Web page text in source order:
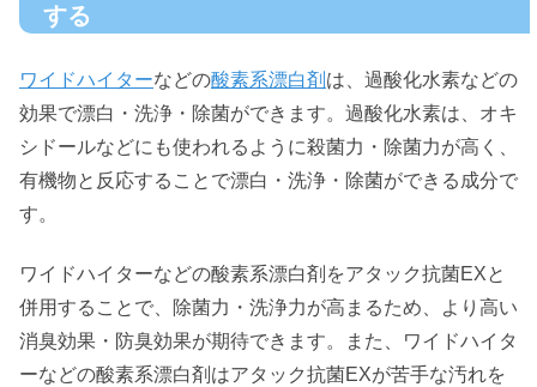
する
ワイドハイターなどの酸素系漂白剤 は、過酸化水素などの
効果で漂白・洗浄・除菌ができます。過酸化水素は、オキ
シドールなどにも使われるように殺菌力・除菌力が高く、
有機物と反応することで漂白・洗浄・除菌ができる成分で
す。
ワイドハイターなどの酸素系漂白剤をアタック抗菌EXと
併用することで、除菌力・洗浄力が高まるため、より高い
消臭効果・防臭効果が期待できます。また、ワイドハイタ
ーなどの酸素系漂白剤はアタック抗菌EXが苦手な汚れを